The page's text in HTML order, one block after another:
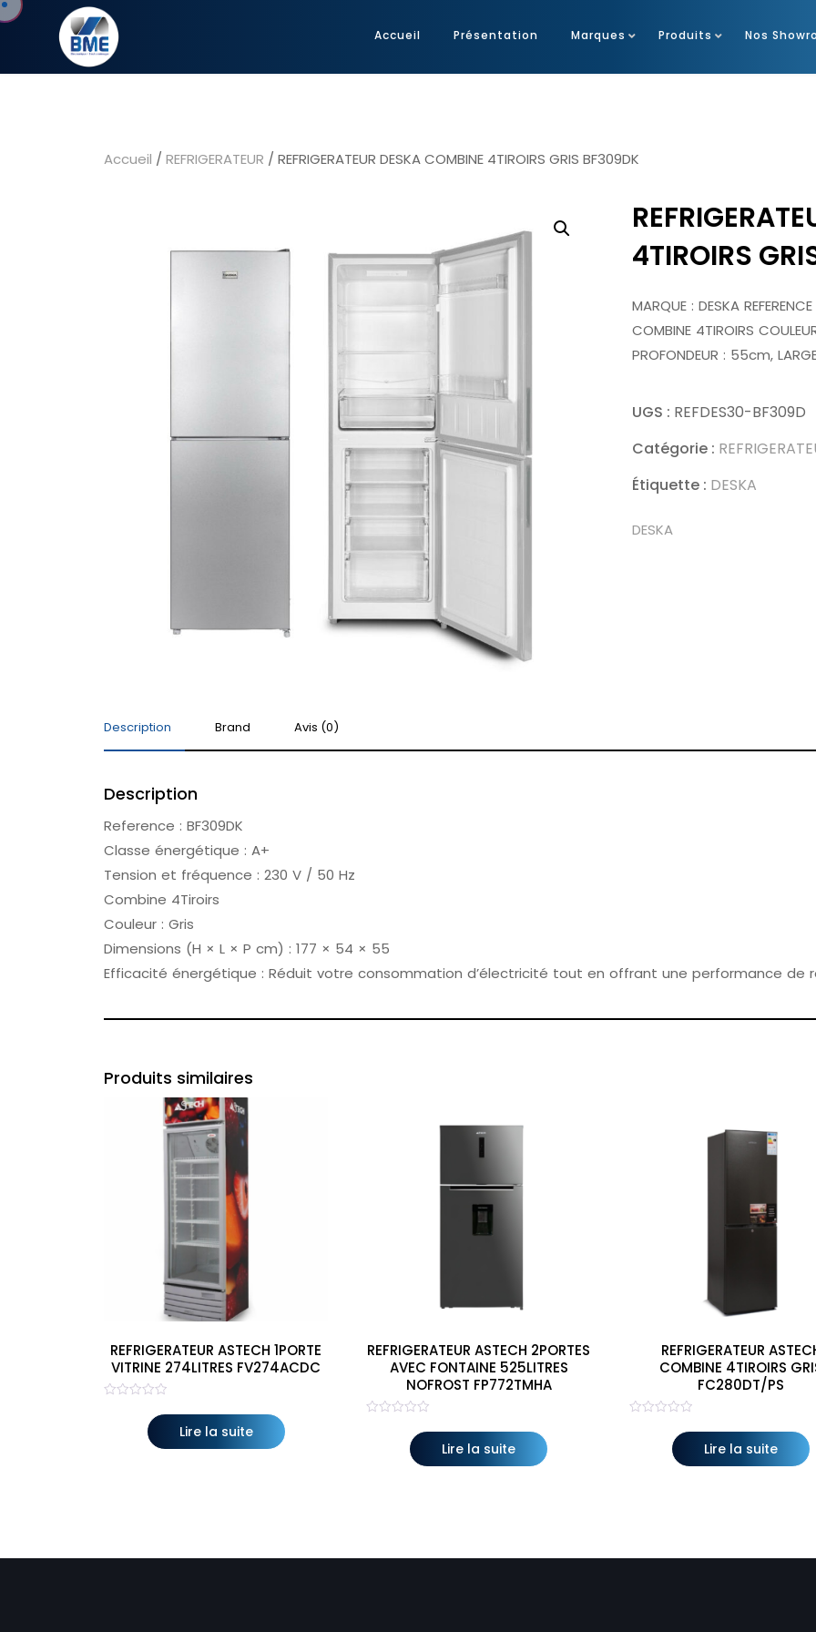
Accueil Présentation Marques Produits Nos
Accueil / REFRIGERATEUR / REFRIGERATEUR DESKA COMBINE 4TIROIRS GRIS BF309DK
4TIROIRS
MARQUE : DESKA
COMBINE 4TIROIRS
PROFONDEUR : 55cm,
UGS : REFDES30-BF309D
Catégorie :
Étiquette : DESKA
DESKA
Description Brand Avis (0)
Description
Reference : BF309DK
Classe énergétique : A+
Tension et fréquence : 230 V / 50 Hz
Combine 4Tiroirs
Couleur : Gris
Dimensions (H × L × P cm) : 177 × 54 × 55
Efficacité énergétique : Réduit votre consommation d’électricité tout en offrant une performance de
Produits similaires
REFRIGERATEUR ASTECH 1PORTE
VITRINE 274LITRES FV274ACDC
Lire la suite
REFRIGERATEUR ASTECH 2PORTES
AVEC FONTAINE 525LITRES
NOFROST FP772TMHA
Lire la suite
REFRIGERATEUR
COMBINE 4TIROIRS
FC280DT/PS
Lire la suite